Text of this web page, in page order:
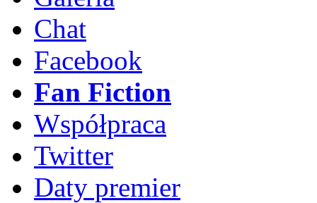
Chat
Facebook
Fan Fiction
Współpraca
Twitter
Daty premier